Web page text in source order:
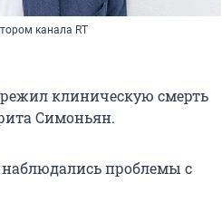
канала RT
клиническую смерть
Симоньян.
проблемы с